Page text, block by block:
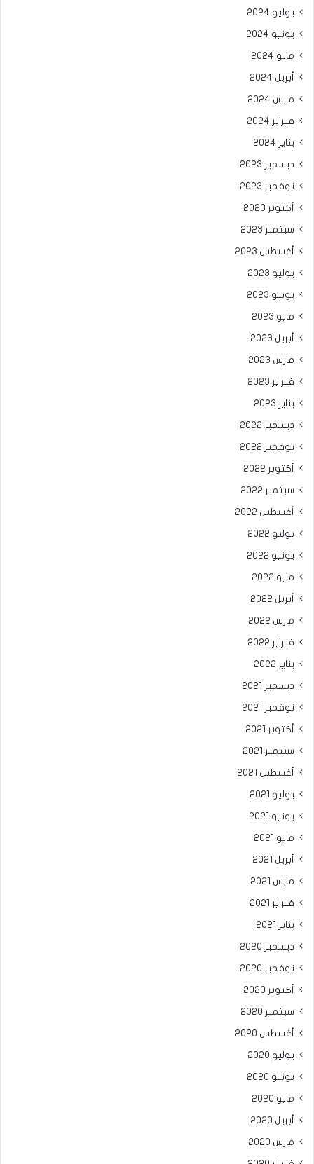
يوليو 2024
يونيو 2024
مايو 2024
أبريل 2024
مارس 2024
فبراير 2024
يناير 2024
ديسمبر 2023
نوفمبر 2023
أكتوبر 2023
سبتمبر 2023
أغسطس 2023
يوليو 2023
يونيو 2023
مايو 2023
أبريل 2023
مارس 2023
فبراير 2023
يناير 2023
ديسمبر 2022
نوفمبر 2022
أكتوبر 2022
سبتمبر 2022
أغسطس 2022
يوليو 2022
يونيو 2022
مايو 2022
أبريل 2022
مارس 2022
فبراير 2022
يناير 2022
ديسمبر 2021
نوفمبر 2021
أكتوبر 2021
سبتمبر 2021
أغسطس 2021
يوليو 2021
يونيو 2021
مايو 2021
أبريل 2021
مارس 2021
فبراير 2021
يناير 2021
ديسمبر 2020
نوفمبر 2020
أكتوبر 2020
سبتمبر 2020
أغسطس 2020
يوليو 2020
يونيو 2020
مايو 2020
أبريل 2020
مارس 2020